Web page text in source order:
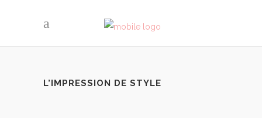
L’IMPRESSION DE STYLE